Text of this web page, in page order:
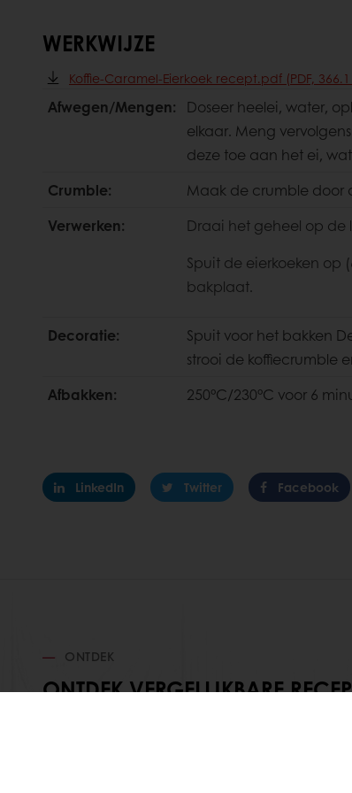
WERKWIJZE
Koffie-Caramel-Eierkoek recept.pdf (PDF,
Afwegen/Mengen:
Doseer heelei, water,
elkaar. Meng
deze toe aan het ei,
Crumble:
Maak de crumble door
Verwerken:
Draai het geheel op
Spuit de eierkoeken op
bakplaat.
Decoratie:
Spuit voor het bakken
strooi de koffiecrumble
Afbakken:
250°C/230°C voor 6
LinkedIn Twitter Facebook
ONTDEK
ONTDEK VERGELIJKBARE